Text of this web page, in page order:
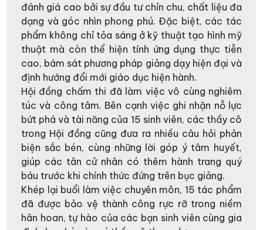
đánh giá cao bởi sự đầu tư chỉn chu, chất liệu đa
dạng và góc nhìn phong phú. Đặc biệt, các tác
phẩm không chỉ tỏa sáng ở kỹ thuật tạo hình mỹ
thuật mà còn thể hiện tính ứng dụng thực tiễn
cao, bám sát phương pháp giảng dạy hiện đại và
định hướng đổi mới giáo dục hiện hành.
Hội đồng chấm thi đã làm việc vô cùng nghiêm
túc và công tâm. Bên cạnh việc ghi nhận nỗ lực
bứt phá và tài năng của 15 sinh viên, các thầy cô
trong Hội đồng cũng đưa ra nhiều câu hỏi phản
biện sắc bén, cùng những lời góp ý tâm huyết,
giúp các tân cử nhân có thêm hành trang quý
báu trước khi chính thức đứng trên bục giảng.
Khép lại buổi làm việc chuyên môn, 15 tác phẩm
đã được bảo vệ thành công rực rỡ trong niềm
hân hoan, tự hào của các bạn sinh viên cùng gia